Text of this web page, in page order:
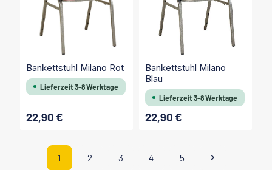
Bankettstuhl Milano Rot
Lieferzeit 3-8 Werktage
Regulärer Preis:
22,90 €
Bankettstuhl Milano
Blau
Lieferzeit 3-8 Werktage
Regulärer Preis:
22,90 €
Seite
1
Seite
2
Seite
3
Seite
4
Seite
5